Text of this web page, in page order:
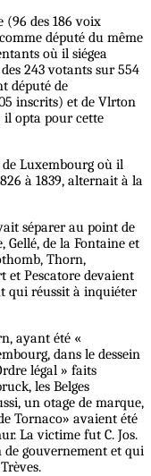
(96 des 186 voix
député du même
où il siégea
243 votants sur 554
député de
inscrits) et de Vlrton
il opta pour cette
Luxembourg où il
à 1839, alternait à la
séparer au point de
Gellé, de la Fontaine et
Thorn,
et Pescatore devaient
qui réussit à inquiéter
ayant été «
dans le dessein
légal » faits
les Belges
un otage de marque,
Tornaco» avaient été
La victime fut C. Jos.
de gouvernement et qui